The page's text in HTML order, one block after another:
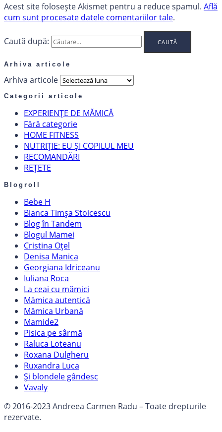
Acest site folosește Akismet pentru a reduce spamul. Află
cum sunt procesate datele comentariilor tale.
Caută după:
Arhiva articole
Arhiva articole
Categorii articole
EXPERIENȚE DE MĂMICĂ
Fără categorie
HOME FITNESS
NUTRIȚIE: EU ȘI COPILUL MEU
RECOMANDĂRI
REȚETE
Blogroll
Bebe H
Bianca Timșa Stoicescu
Blog în Tandem
Blogul Mamei
Cristina Oțel
Denisa Manica
Georgiana Idriceanu
Iuliana Roca
La ceai cu mămici
Mămica autentică
Mămica Urbană
Mamide2
Pisica pe sârmă
Raluca Loteanu
Roxana Dulgheru
Ruxandra Luca
Și blondele gândesc
Vavaly
© 2016-2023 Andreea Carmen Radu – Toate drepturile
rezervate.